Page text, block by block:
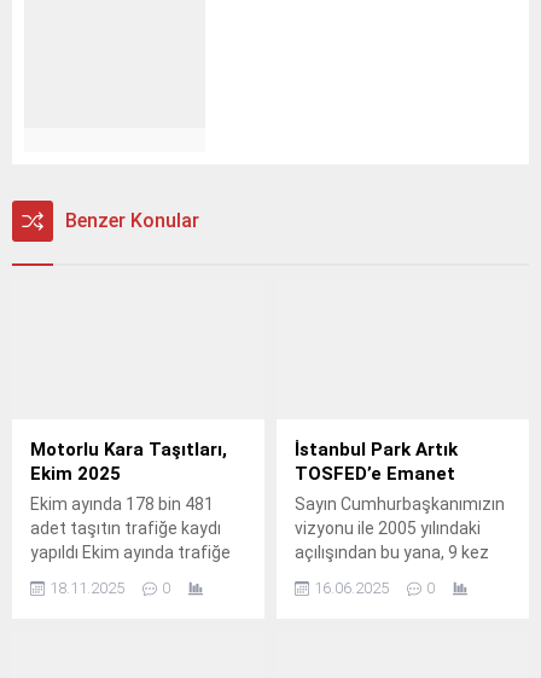
Benzer Konular
Motorlu Kara Taşıtları,
Ekim 2025
Ekim ayında 178 bin 481
adet taşıtın trafiğe kaydı
yapıldı Ekim ayında trafiğe
%49,1'ini otomobil, %34,5'ini
18.11.2025 0
İstanbul Park Artık
TOSFED’e Emanet
Sayın Cumhurbaşkanımızın
vizyonu ile 2005 yılındaki
açılışından bu yana, 9 kez
sahipliği yapan İstanbul
16.06.2025 0